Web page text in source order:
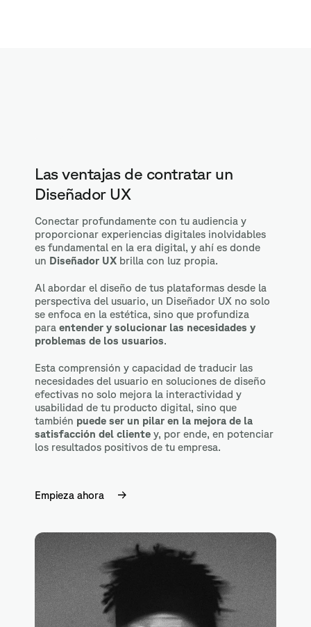
Las ventajas de contratar un
Diseñador UX
Conectar profundamente con tu audiencia y
proporcionar experiencias digitales inolvidables
es fundamental en la era digital, y ahí es donde
un Diseñador UX brilla con luz propia.
Al abordar el diseño de tus plataformas desde la
perspectiva del usuario, un Diseñador UX no solo
se enfoca en la estética, sino que profundiza
para entender y solucionar las necesidades y
problemas de los usuarios.
Esta comprensión y capacidad de traducir las
necesidades del usuario en soluciones de diseño
efectivas no solo mejora la interactividad y
usabilidad de tu producto digital, sino que
también puede ser un pilar en la mejora de la
satisfacción del cliente y, por ende, en potenciar
los resultados positivos de tu empresa.
Empieza ahora